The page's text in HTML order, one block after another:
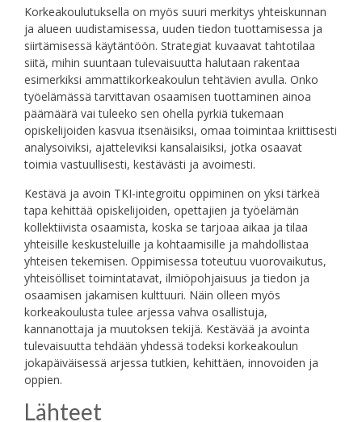
Korkeakoulutuksella on myös suuri merkitys yhteiskunnan
ja alueen uudistamisessa, uuden tiedon tuottamisessa ja
siirtämisessä käytäntöön. Strategiat kuvaavat tahtotilaa
siitä, mihin suuntaan tulevaisuutta halutaan rakentaa
esimerkiksi ammattikorkeakoulun tehtävien avulla. Onko
työelämässä tarvittavan osaamisen tuottaminen ainoa
päämäärä vai tuleeko sen ohella pyrkiä tukemaan
opiskelijoiden kasvua itsenäisiksi, omaa toimintaa kriittisesti
analysoiviksi, ajatteleviksi kansalaisiksi, jotka osaavat
toimia vastuullisesti, kestävästi ja avoimesti.
Kestävä ja avoin TKI-integroitu oppiminen on yksi tärkeä
tapa kehittää opiskelijoiden, opettajien ja työelämän
kollektiivista osaamista, koska se tarjoaa aikaa ja tilaa
yhteisille keskusteluille ja kohtaamisille ja mahdollistaa
yhteisen tekemisen. Oppimisessa toteutuu vuorovaikutus,
yhteisölliset toimintatavat, ilmiöpohjaisuus ja tiedon ja
osaamisen jakamisen kulttuuri. Näin olleen myös
korkeakoulusta tulee arjessa vahva osallistuja,
kannanottaja ja muutoksen tekijä. Kestävää ja avointa
tulevaisuutta tehdään yhdessä todeksi korkeakoulun
jokapäiväisessä arjessa tutkien, kehittäen, innovoiden ja
oppien.
Lähteet